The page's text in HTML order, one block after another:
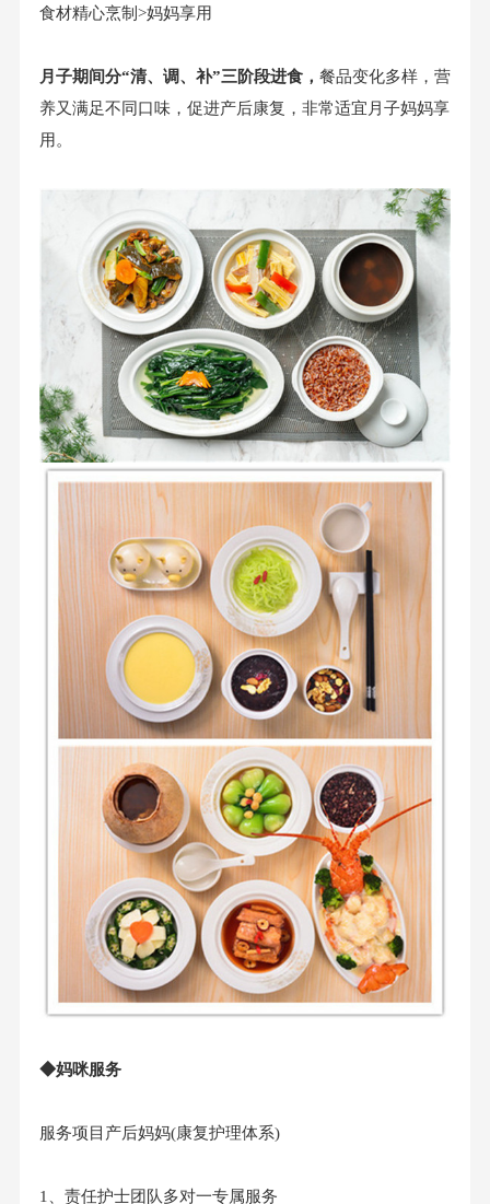
食材精心烹制>妈妈享用
月子期间分“清、调、补”三阶段进食， 餐品变化多样，营
养又满足不同口味，促进产后康复，非常适宜月子妈妈享
用。
◆妈咪服务
服务项目产后妈妈(康复护理体系)
1、责任护士团队多对一专属服务